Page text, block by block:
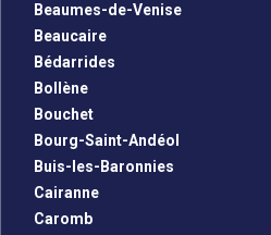
Beaumes-de-Venise
Beaucaire
Bédarrides
Bollène
Bouchet
Bourg-Saint-Andéol
Buis-les-Baronnies
Cairanne
Caromb